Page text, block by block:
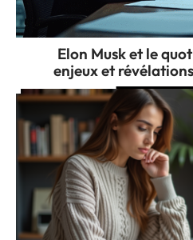
Elon Musk et le
enjeux et